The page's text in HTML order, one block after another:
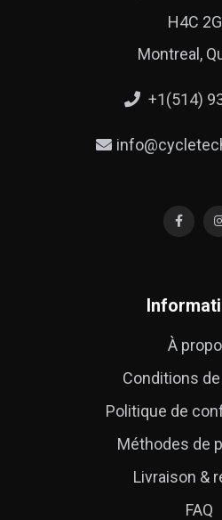
H4C
Montreal,
+1(514)
À
Conditions
Politique de
Méthodes de
Livraison &
FAQ